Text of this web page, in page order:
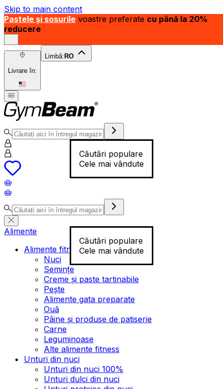
Skip to main content
Pastele și sosurile voastre preferate cu până la 20%
reducere
Livrare în:
Limbă: RO
Căutări populare
Cele mai vândute
Căutări populare
Cele mai vândute
Alimente
Alimente fitness
Nuci
Semințe
Creme și paste tartinabile
Pește
Alimente gata preparate
Ouă
Pâine și produse de patiserie
Carne
Leguminoase
Alte alimente fitness
Unturi din nuci
Unturi din nuci 100%
Unturi dulci din nuci